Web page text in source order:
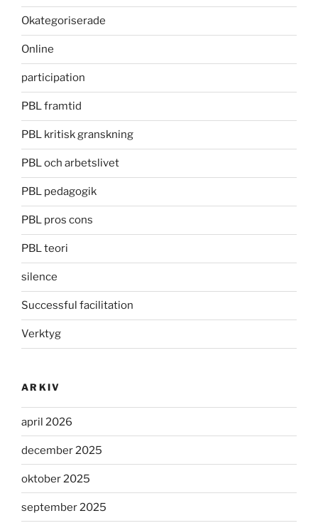
Okategoriserade
Online
participation
PBL framtid
PBL kritisk granskning
PBL och arbetslivet
PBL pedagogik
PBL pros cons
PBL teori
silence
Successful facilitation
Verktyg
ARKIV
april 2026
december 2025
oktober 2025
september 2025